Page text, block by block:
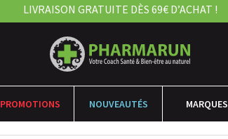
LIVRAISON GRATUITE DÈS 69€ D’ACHAT !
PROMOTIONS NOUVEAUTÉS MARQUES